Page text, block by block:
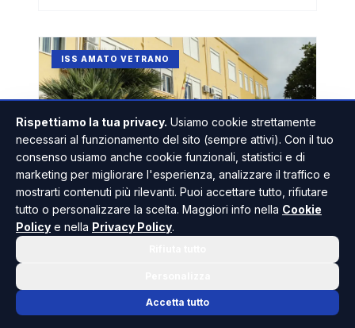
ISS AMATO VETRANO
17 GEN 2025•RISOLUTO REDAZIONE
Open Day all'Amato Vetrano di
LEGGI L'ARTICOLO
Rispettiamo la tua privacy. Usiamo cookie strettamente
necessari al funzionamento del sito (sempre attivi). Con il tuo
consenso usiamo anche cookie funzionali, statistici e di
marketing per migliorare l'esperienza, analizzare il traffico e
mostrarti contenuti più rilevanti. Puoi accettare tutto, rifiutare
tutto o personalizzare la scelta. Maggiori info nella Cookie
Policy e nella Privacy Policy.
Accetta tutto